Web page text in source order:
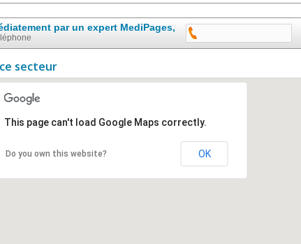
par un expert MediPages,
secteur
This page can't load Google Maps correctly.
Do you own this website? OK